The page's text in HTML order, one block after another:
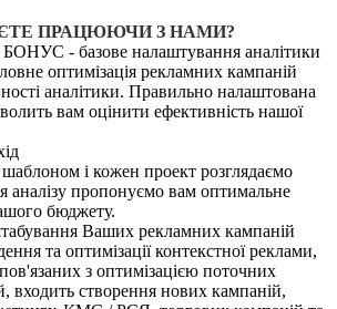
ПРАЦЮЮЧИ З НАМИ?
- базове налаштування аналітики
оптимізація рекламних кампаній
аналітики. Правильно налаштована
вам оцінити ефективність нашої
і кожен проект розглядаємо
аналізу пропонуємо вам оптимальне
бюджету.
Ваших рекламних кампаній
та оптимізації контекстної реклами,
з оптимізацією поточних
входить створення нових кампаній,